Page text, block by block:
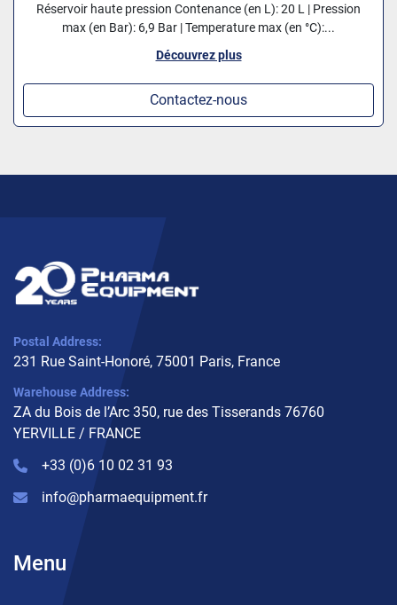
Réservoir haute pression Contenance (en L): 20 L | Pression
max (en Bar): 6,9 Bar | Temperature max (en °C):...
Découvrez plus
Contactez-nous
Postal Address:
231 Rue Saint-Honoré, 75001 Paris, France
Warehouse Address:
ZA du Bois de l’Arc 350, rue des Tisserands 76760
YERVILLE / FRANCE
+33 (0)6 10 02 31 93
info@pharmaequipment.fr
Menu